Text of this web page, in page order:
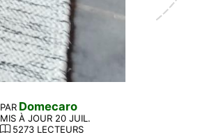
PAR Domecaro
MIS À JOUR 20 JUIL.
5273 LECTEURS